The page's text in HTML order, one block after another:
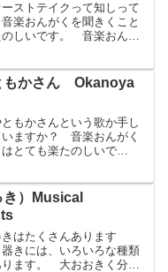
ストテイクって知しって
楽おんがくを聞きくこと
のしいです。 音楽おんが
ょうで動どう画がを楽た
きま...
もかさん Okanoya
もかさんという歌か手し
いますか？ 音楽おんがく
とても楽たのしいで
ブでは無料むりょうで動
のしむ...
）Musical
はたくさんあります
きには、いろいろな種類
ります。 大おおきく分わ